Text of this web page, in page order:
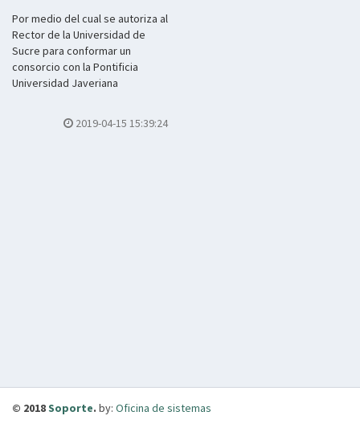
Por medio del cual se autoriza al
Rector de la Universidad de
Sucre para conformar un
consorcio con la Pontificia
Universidad Javeriana
2019-04-15 15:39:24
© 2018Soporte. by: Oficina de sistemas